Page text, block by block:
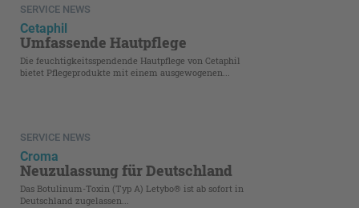
SERVICE NEWS
Cetaphil
Umfassende Hautpflege
Die feuchtigkeitsspendende Hautpflege von Cetaphil
bietet Pflegeprodukte mit einem ausgewogenen...
SERVICE NEWS
Croma
Neuzulassung für Deutschland
Das Botulinum-Toxin (Typ A) Letybo® ist ab sofort in
Deutschland zugelassen...